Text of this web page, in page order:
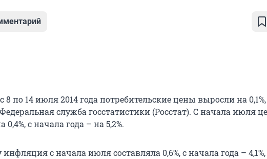
8 по 14 июля 2014 года потребительские цены выросли на 0,1%,
служба госстатистики (Росстат). С начала июля
с начала года – на 5,2%.
инфляция с начала июля составляла 0,6%, с начала года –